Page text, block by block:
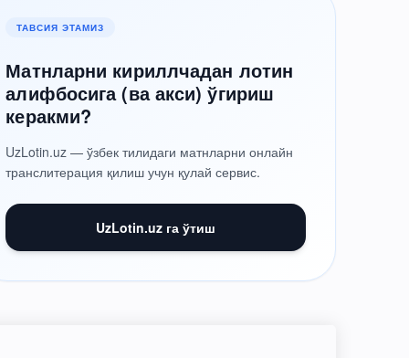
ТАВСИЯ ЭТАМИЗ
Матнларни кириллчадан лотин
алифбосига (ва акси) ўгириш
керакми?
UzLotin.uz — ўзбек тилидаги матнларни онлайн
транслитерация қилиш учун қулай сервис.
UzLotin.uz га ўтиш